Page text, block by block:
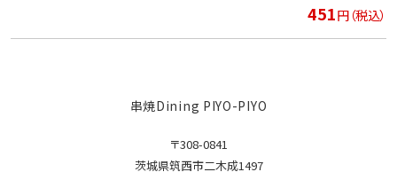
451円（税込）
串焼Dining PIYO-PIYO
〒308-0841
茨城県筑西市二木成1497